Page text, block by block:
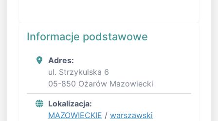
Informacje podstawowe
Adres:
ul. Strzykulska 6
05-850 Ożarów Mazowiecki
Lokalizacja:
MAZOWIECKIE / warszawski